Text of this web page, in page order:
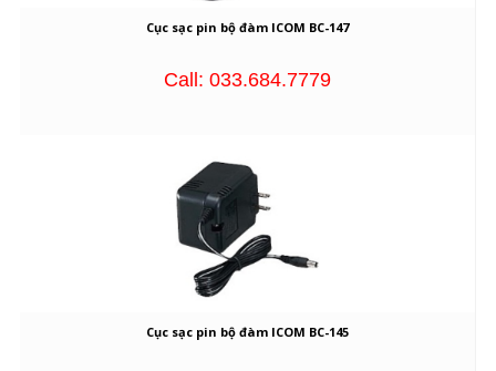
Cục sạc pin bộ đàm ICOM BC-147
Call: 033.684.7779
Cục sạc pin bộ đàm ICOM BC-145